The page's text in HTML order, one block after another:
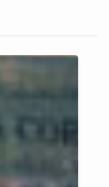
que consolidam